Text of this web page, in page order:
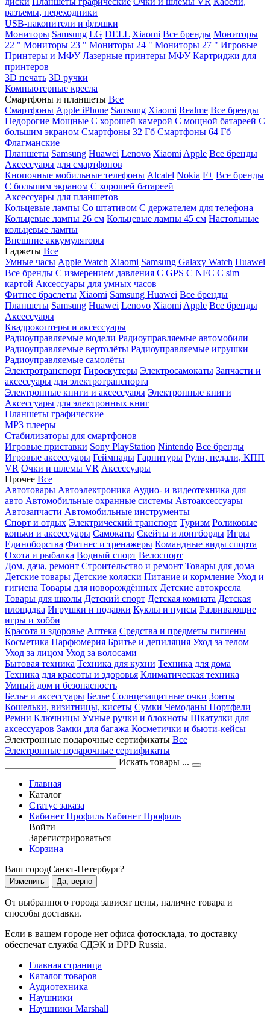
разъемы, переходники
USB-накопители и флэшки
Мониторы Samsung LG DELL Xiaomi Все бренды Мониторы
22 " Мониторы 23 " Мониторы 24 " Мониторы 27 " Игровые
Принтеры и МФУ Лазерные принтеры МФУ Картриджи для
принтеров
3D печать 3D ручки
Компьютерные кресла
Смартфоны и планшеты Все
Смартфоны Apple iPhone Samsung Xiaomi Realme Все бренды
Недорогие Мощные С хорошей камерой С мощной батареей С
большим экраном Смартфоны 32 Гб Смартфоны 64 Гб
Флагманские
Планшеты Samsung Huawei Lenovo Xiaomi Apple Все бренды
Аксессуары для смартфонов
Кнопочные мобильные телефоны Alcatel Nokia F+ Все бренды
С большим экраном С хорошей батареей
Аксессуары для планшетов
Кольцевые лампы Со штативом C держателем для телефона
Кольцевые лампы 26 см Кольцевые лампы 45 см Настольные
кольцевые лампы
Внешние аккумуляторы
Гаджеты Все
Умные часы Apple Watch Xiaomi Samsung Galaxy Watch Huawei
Все бренды C измерением давления C GPS C NFC C sim
картой Аксессуары для умных часов
Фитнес браслеты Xiaomi Samsung Huawei Все бренды
Планшеты Samsung Huawei Lenovo Xiaomi Apple Все бренды
Аксессуары
Квадрокоптеры и аксессуары
Радиоуправляемые модели Радиоуправляемые автомобили
Радиоуправляемые вертолёты Радиоуправляемые игрушки
Радиоуправляемые самолёты
Электротранспорт Гироскутеры Электросамокаты Запчасти и
аксессуары для электротранспорта
Электронные книги и аксессуары Электронные книги
Аксессуары для электронных книг
Планшеты графические
MP3 плееры
Стабилизаторы для смартфонов
Игровые приставки Sony PlayStation Nintendo Все бренды
Игровые аксессуары Геймпады Гарнитуры Рули, педали, КПП
VR Очки и шлемы VR Аксессуары
Прочее Все
Автотовары Автоэлектроника Аудио- и видеотехника для
авто Автомобильные охранные системы Автоаксессуары
Автозапчасти Автомобильные инструменты
Спорт и отдых Электрический транспорт Туризм Роликовые
коньки и аксессуары Самокаты Скейты и лонгборды Игры
Единоборства Фитнес и тренажеры Командные виды спорта
Охота и рыбалка Водный спорт Велоспорт
Дом, дача, ремонт Строительство и ремонт Товары для дома
Детские товары Детские коляски Питание и кормление Уход и
гигиена Товары для новорождённых Детские автокресла
Товары для школы Детский спорт Детская комната Детская
площадка Игрушки и подарки Куклы и пупсы Развивающие
игры и хобби
Красота и здоровье Аптека Средства и предметы гигиены
Косметика Парфюмерия Бритье и депиляция Уход за телом
Уход за лицом Уход за волосами
Бытовая техника Техника для кухни Техника для дома
Техника для красоты и здоровья Климатическая техника
Умный дом и безопасность
Белье и аксессуары Белье Солнцезащитные очки Зонты
Кошельки, визитницы, кисеты Сумки Чемоданы Портфели
Ремни Ключницы Умные ручки и блокноты Шкатулки для
аксессуаров Замки для багажа Косметички и бьюти-кейсы
Электронные подарочные сертификаты Все
Электронные подарочные сертификаты
Искать товары ...
Главная
Каталог
Статус заказа
Кабинет Профиль Кабинет Профиль
Войти
Зарегистрироваться
Корзина
Ваш городСанкт-Петербург?
Изменить Да, верно
От выбранного города зависят цены, наличие товара и
способы доставки.
Если в вашем городе нет офиса фотосклада, то доставку
обеспечат служба СДЭК и DPD Russia.
Главная страница
Каталог товаров
Аудиотехника
Наушники
Наушники Marshall